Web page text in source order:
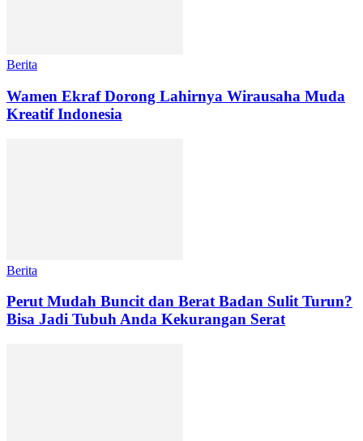
Berita
Wamen Ekraf Dorong Lahirnya Wirausaha Muda
Kreatif Indonesia
Berita
Perut Mudah Buncit dan Berat Badan Sulit Turun?
Bisa Jadi Tubuh Anda Kekurangan Serat